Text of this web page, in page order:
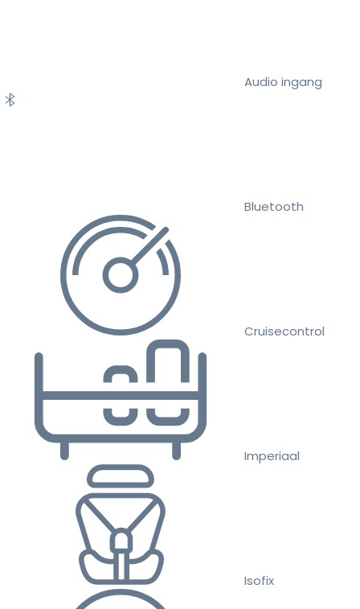
Audio ingang
Bluetooth
Cruisecontrol
Imperiaal
Isofix